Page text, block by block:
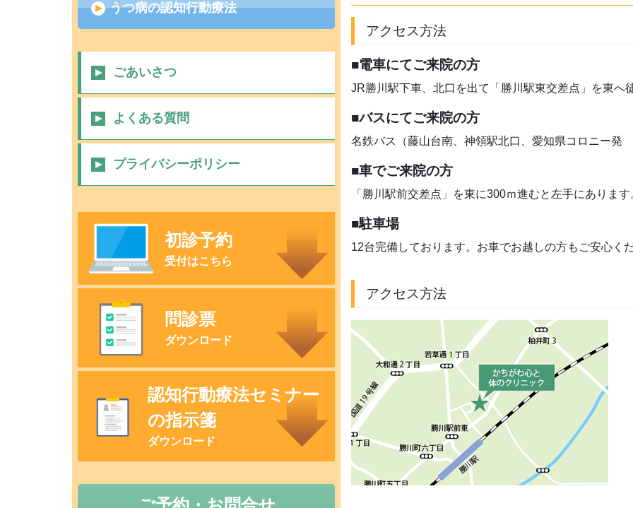
アクセス方法
■電車にてご来院の方
JR勝川駅下車、北口を出て「勝川駅東交差点」を東へ
■バスにてご来院の方
名鉄バス（藤山台南、神領駅北口、愛知県コロニー
■車でご来院の方
「勝川駅前交差点」を東に300ｍ進むと左手にあります
■駐車場
12台完備しております。お車でお越しの方もご安心く
アクセス方法
うつ病の認知行動療法
ごあいさつ
よくある質問
プライバシーポリシー
初診予約
受付はこちら
問診票
ダウンロード
認知行動療法セミナー
の指示箋
ダウンロード